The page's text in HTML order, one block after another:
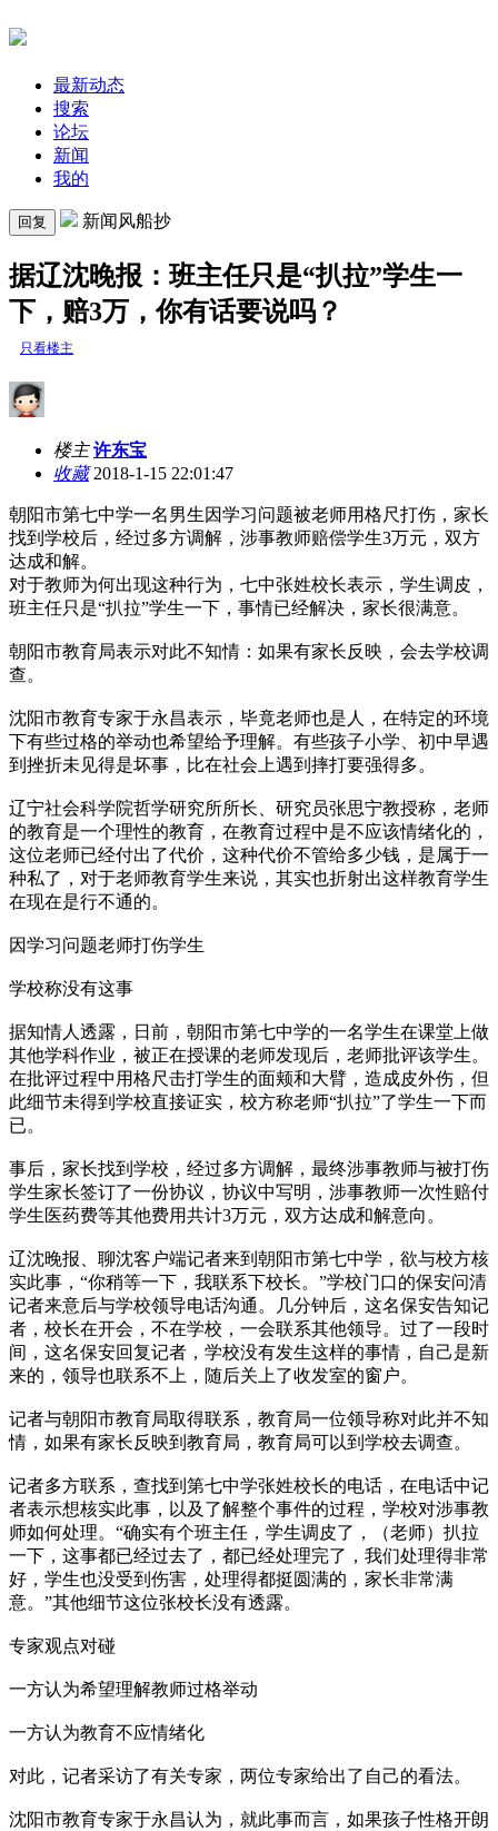
最新动态
搜索
论坛
新闻
我的
回复 新闻风船抄
据辽沈晚报：班主任只是“扒拉”学生一
下，赔3万，你有话要说吗？
只看楼主
楼主 许东宝
收藏2018-1-15 22:01:47
朝阳市第七中学一名男生因学习问题被老师用格尺打伤，家长
找到学校后，经过多方调解，涉事教师赔偿学生3万元，双方
达成和解。
对于教师为何出现这种行为，七中张姓校长表示，学生调皮，
班主任只是“扒拉”学生一下，事情已经解决，家长很满意。
朝阳市教育局表示对此不知情：如果有家长反映，会去学校调
查。
沈阳市教育专家于永昌表示，毕竟老师也是人，在特定的环境
下有些过格的举动也希望给予理解。有些孩子小学、初中早遇
到挫折未见得是坏事，比在社会上遇到摔打要强得多。
辽宁社会科学院哲学研究所所长、研究员张思宁教授称，老师
的教育是一个理性的教育，在教育过程中是不应该情绪化的，
这位老师已经付出了代价，这种代价不管给多少钱，是属于一
种私了，对于老师教育学生来说，其实也折射出这样教育学生
在现在是行不通的。
因学习问题老师打伤学生
学校称没有这事
据知情人透露，日前，朝阳市第七中学的一名学生在课堂上做
其他学科作业，被正在授课的老师发现后，老师批评该学生。
在批评过程中用格尺击打学生的面颊和大臂，造成皮外伤，但
此细节未得到学校直接证实，校方称老师“扒拉”了学生一下而
已。
事后，家长找到学校，经过多方调解，最终涉事教师与被打伤
学生家长签订了一份协议，协议中写明，涉事教师一次性赔付
学生医药费等其他费用共计3万元，双方达成和解意向。
辽沈晚报、聊沈客户端记者来到朝阳市第七中学，欲与校方核
实此事，“你稍等一下，我联系下校长。”学校门口的保安问清
记者来意后与学校领导电话沟通。几分钟后，这名保安告知记
者，校长在开会，不在学校，一会联系其他领导。过了一段时
间，这名保安回复记者，学校没有发生这样的事情，自己是新
来的，领导也联系不上，随后关上了收发室的窗户。
记者与朝阳市教育局取得联系，教育局一位领导称对此并不知
情，如果有家长反映到教育局，教育局可以到学校去调查。
记者多方联系，查找到第七中学张姓校长的电话，在电话中记
者表示想核实此事，以及了解整个事件的过程，学校对涉事教
师如何处理。“确实有个班主任，学生调皮了，（老师）扒拉
一下，这事都已经过去了，都已经处理完了，我们处理得非常
好，学生也没受到伤害，处理得都挺圆满的，家长非常满
意。”其他细节这位张校长没有透露。
专家观点对碰
一方认为希望理解教师过格举动
一方认为教育不应情绪化
对此，记者采访了有关专家，两位专家给出了自己的看法。
沈阳市教育专家于永昌认为，就此事而言，如果孩子性格开朗